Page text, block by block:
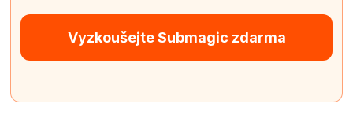
Vyzkoušejte Submagic zdarma